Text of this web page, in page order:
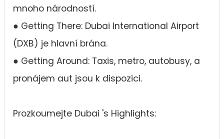
mnoho národností.
● Getting There: Dubai International Airport
(DXB) je hlavní brána.
● Getting Around: Taxis, metro, autobusy, a
pronájem aut jsou k dispozici.
Prozkoumejte Dubai 's Highlights: